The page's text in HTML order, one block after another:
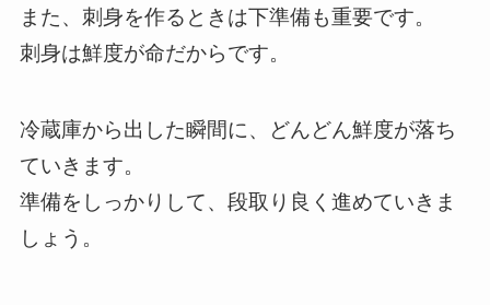
また、刺身を作るときは下準備も重要です。
刺身は鮮度が命だからです。
冷蔵庫から出した瞬間に、どんどん鮮度が落ち
ていきます。
準備をしっかりして、段取り良く進めていきま
しょう。